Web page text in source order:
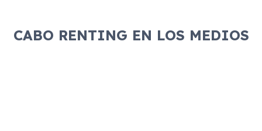
CABO RENTING EN LOS MEDIOS